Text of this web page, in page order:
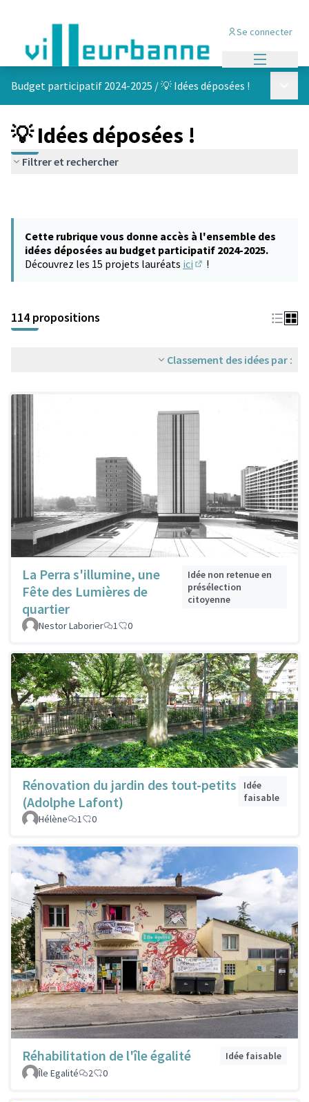
Se connecter
Budget participatif 2024-2025 /💡 Idées déposées !
💡 Idées déposées !
Filtrer et rechercher
Cette rubrique vous donne accès à l'ensemble des
idées déposées au budget participatif 2024-2025.
Découvrez les 15 projets lauréats ici !
114 propositions
Classement des idées par :
La Perra s'illumine, une
Fête des Lumières de
quartier
Idée non retenue en
présélection
citoyenne
Nestor Laborier 1 0
Rénovation du jardin des tout-petits
(Adolphe Lafont)
Idée
faisable
Hélène
1 0
Réhabilitation de l'île égalité
Idée faisable
Île Egalité
2 0